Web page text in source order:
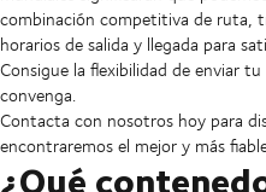
combinación competitiva de ruta,
horarios de salida y llegada para
Consigue la flexibilidad de enviar
convenga.
Contacta con nosotros hoy para
encontraremos el mejor y más
¿Qué